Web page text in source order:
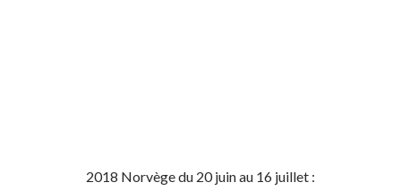
2018 Norvège du 20 juin au 16 juillet :